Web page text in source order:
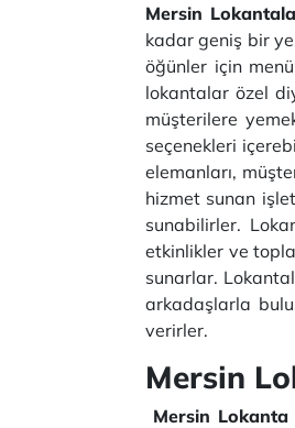
Mersin
kadar geniş bir
öğünler için
lokantalar özel
müşterilere
seçenekleri
elemanları,
hizmet sunan
sunabilirler.
etkinlikler ve
sunarlar.
arkadaşlarla
verirler.
Mersin
Mersin Lokanta